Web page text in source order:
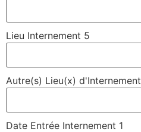
Lieu Internement 5
Autre(s) Lieu(x) d'Internement
Date Entrée Internement 1